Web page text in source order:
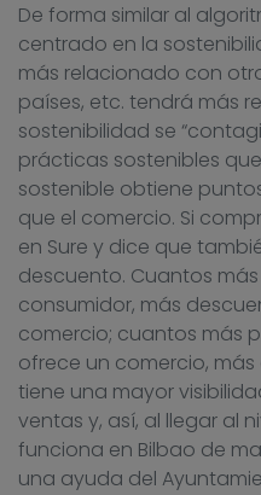
De forma similar al
centrado en la
más relacionado con
países, etc. tendrá más
sostenibilidad se
prácticas sostenibles
sostenible obtiene
que el comercio. Si
en Sure y dice que
descuento. Cuantos
consumidor, más
comercio; cuantos más
ofrece un comercio,
tiene una mayor
ventas y, así, al llegar al
funciona en Bilbao de
una ayuda del